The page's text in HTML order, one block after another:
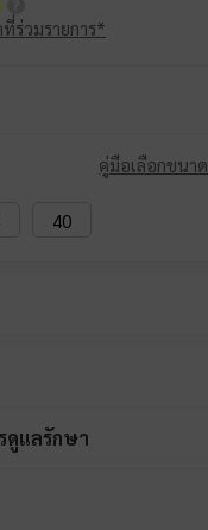
ร่วมรายการ*
คู่มือเลือกขนาด
40
ดูแลรักษา